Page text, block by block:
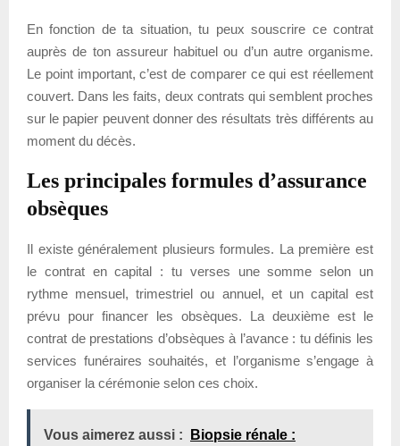
En fonction de ta situation, tu peux souscrire ce contrat
auprès de ton assureur habituel ou d’un autre organisme.
Le point important, c’est de comparer ce qui est réellement
couvert. Dans les faits, deux contrats qui semblent proches
sur le papier peuvent donner des résultats très différents au
moment du décès.
Les principales formules d’assurance
obsèques
Il existe généralement plusieurs formules. La première est
le contrat en capital : tu verses une somme selon un
rythme mensuel, trimestriel ou annuel, et un capital est
prévu pour financer les obsèques. La deuxième est le
contrat de prestations d’obsèques à l’avance : tu définis les
services funéraires souhaités, et l’organisme s’engage à
organiser la cérémonie selon ces choix.
Vous aimerez aussi : Biopsie rénale :